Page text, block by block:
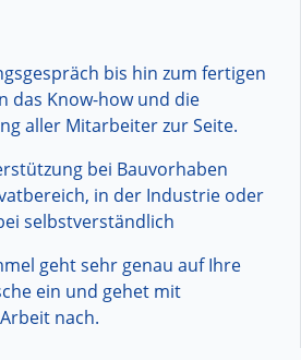
bis hin zum fertigen
das Know-how und die
aller Mitarbeiter zur Seite.
bei Bauvorhaben
in der Industrie oder
selbstverständlich
geht sehr genau auf Ihre
ein und gehet mit
nach.